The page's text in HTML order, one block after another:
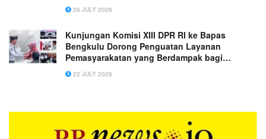
26 JULY 2026
Kunjungan Komisi XIII DPR RI ke Bapas
Bengkulu Dorong Penguatan Layanan
Pemasyarakatan yang Berdampak bagi
Masyarakat
22 JULY 2026